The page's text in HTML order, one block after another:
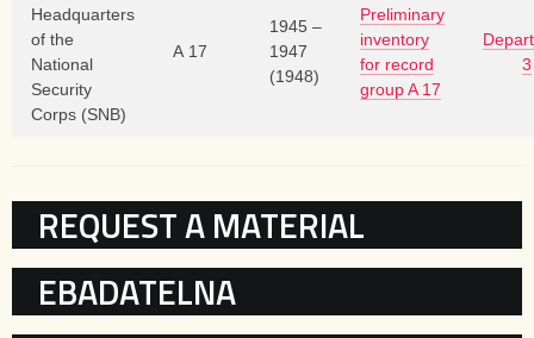
Headquarters
of the
National
Security
Corps (SNB)
A 17
1945 –
1947
(1948)
Preliminary
inventory
for record
group A 17
3
KATEGORIE
REQUEST A MATERIAL
EBADATELNA